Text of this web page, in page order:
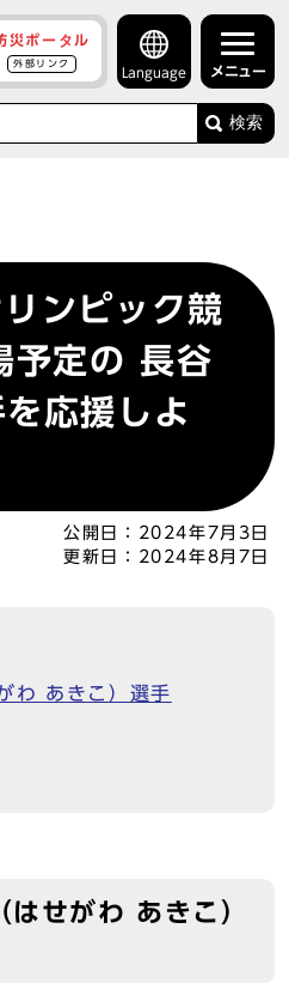
災ポータル
外部リンク
Language メニュー
検索
ンピック競
予定の 長谷
応援しよ
公開日：
2024年7月3日
更新日：
2024年8月7日
わ あきこ）選手
せがわ あきこ）